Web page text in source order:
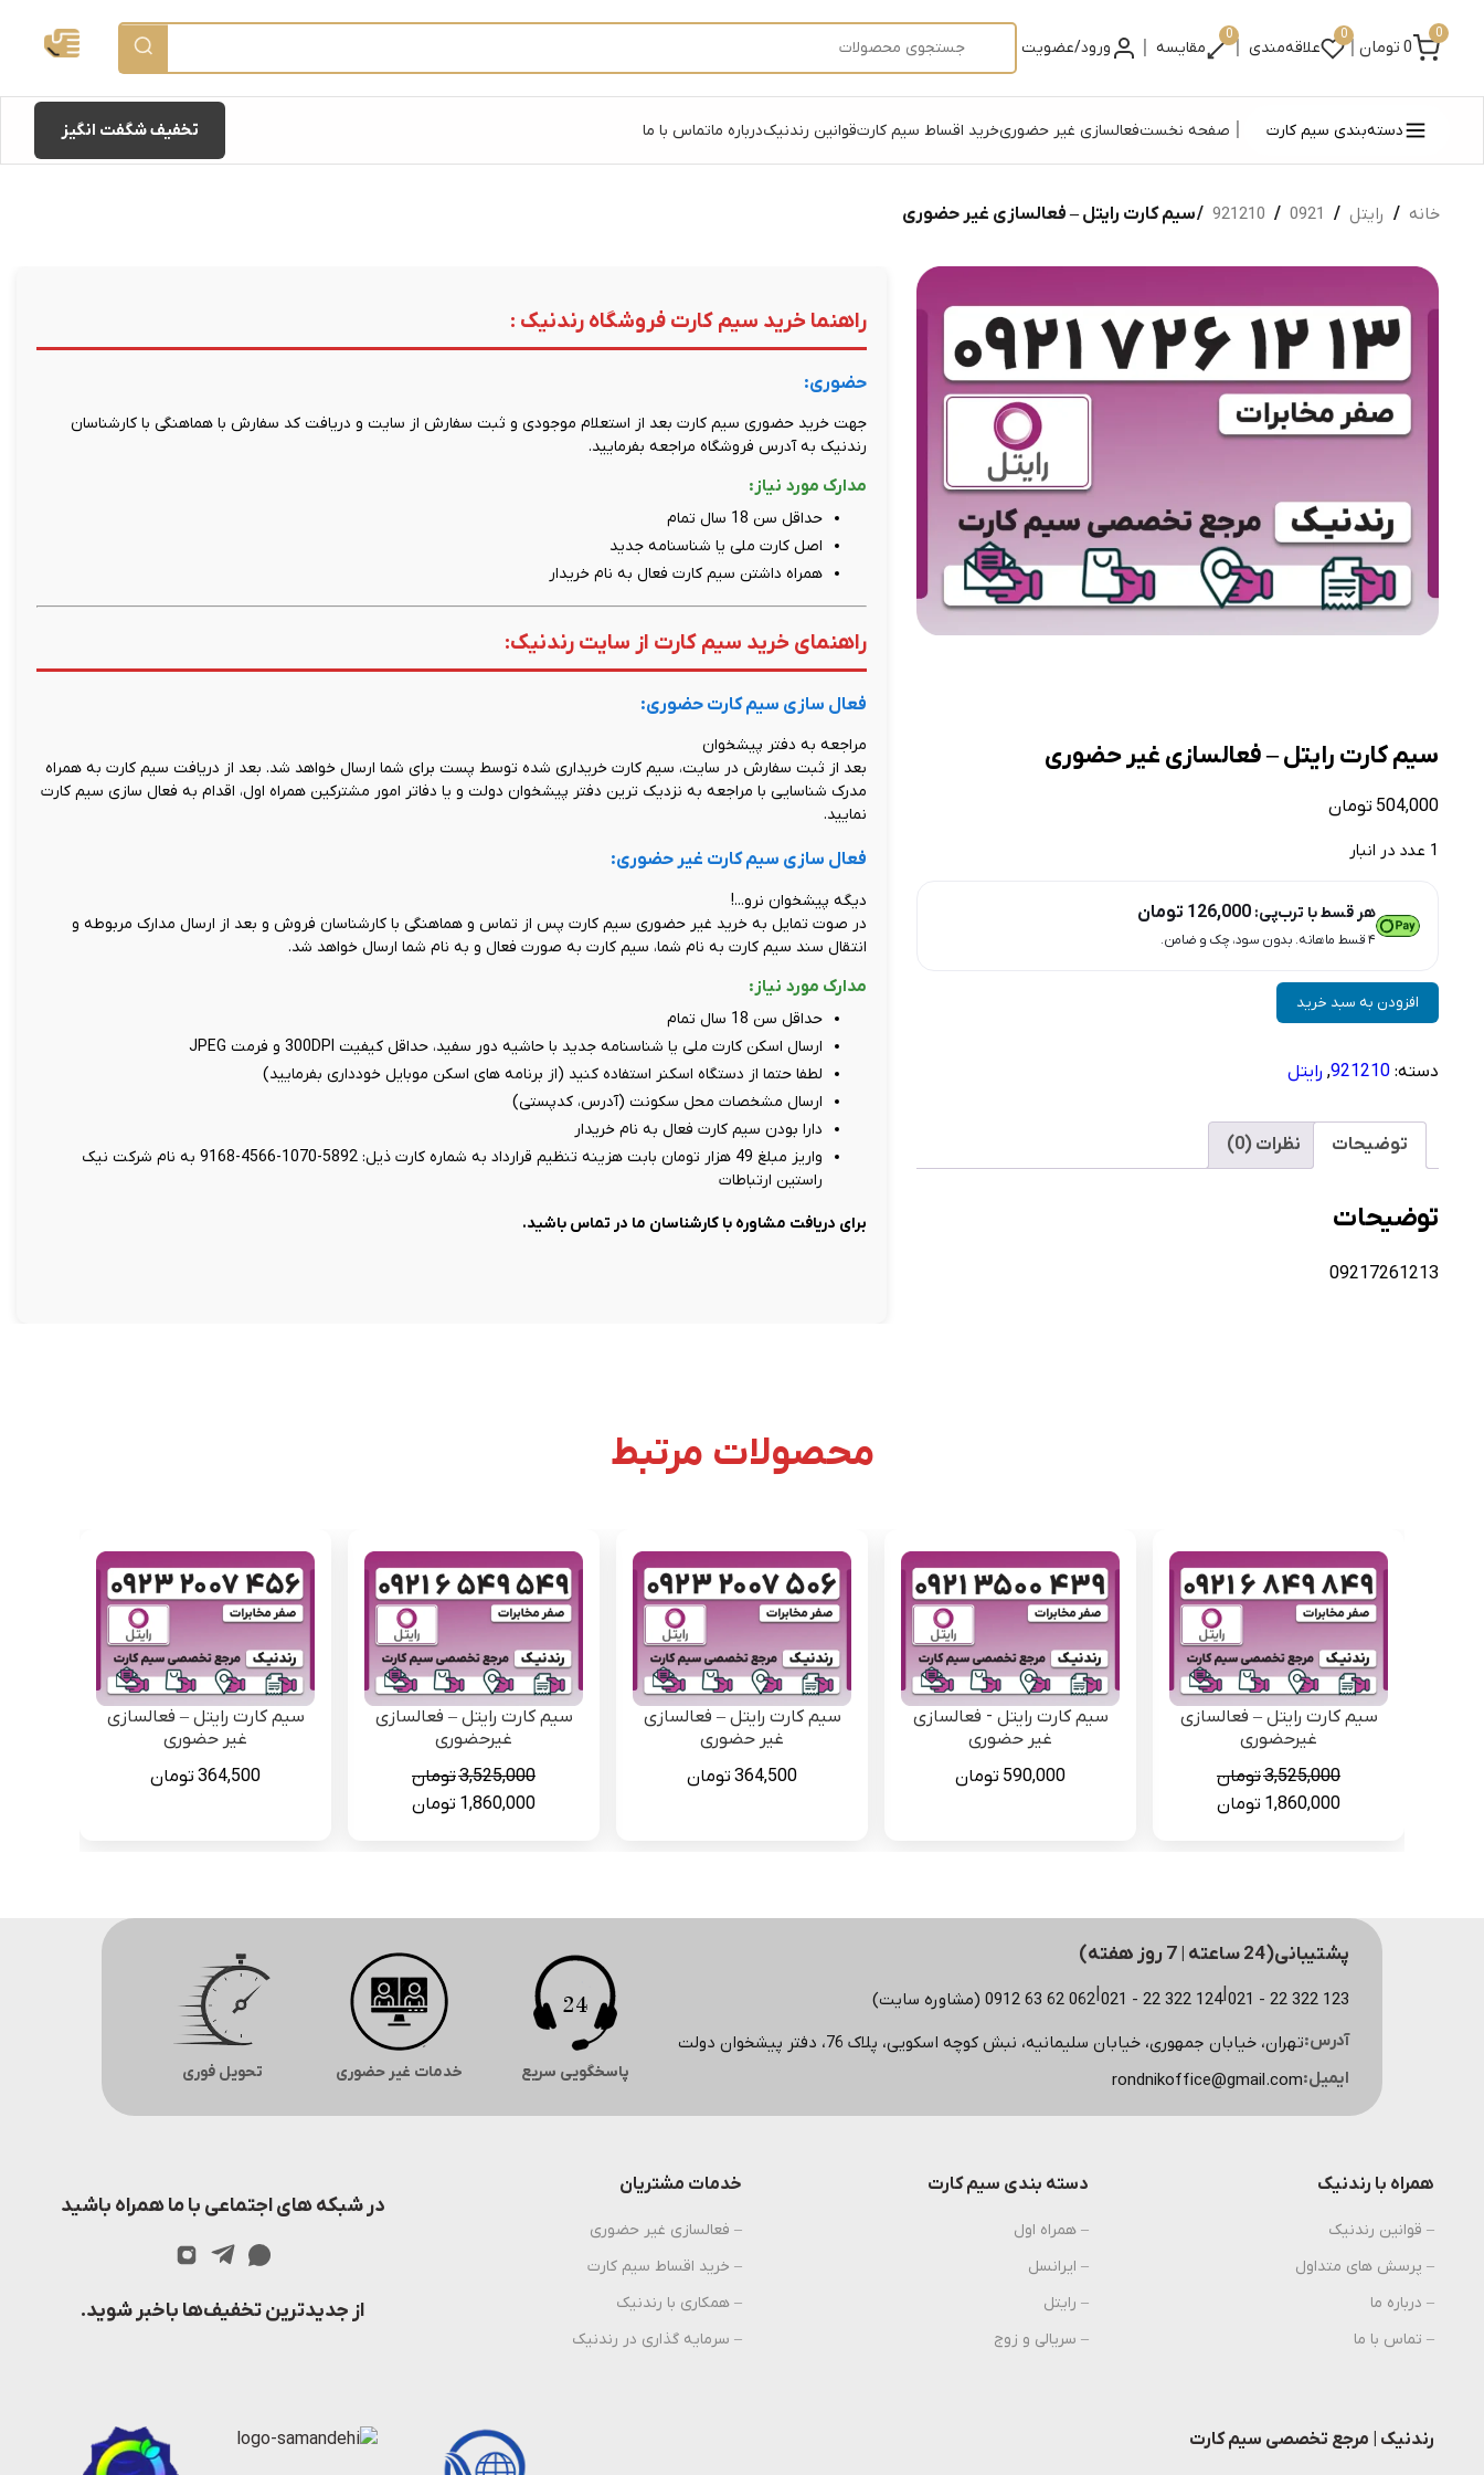
0
0 تومان |
0
علاقه‌مندی |
0
مقایسه | ورود/عضویت
دسته‌بندی سیم کارت صفحه نخستفعالسازی غیر حضوریخرید اقساط سیم کارتقوانین رندنیکدرباره ماتماس با ما تخفیف شگفت انگیز
خانه / رایتل /
0921
/
921210 / سیم کارت رایتل – فعالسازی غیر حضوری
سیم کارت رایتل – فعالسازی غیر حضوری
504,000 تومان
1 عدد در انبار
هر قسط با ترب‌پی:126,000 تومان
۴ قسط ماهانه. بدون سود، چک و ضامن.
سیم
کارت
–
حضوری
افزودن به سبد خرید
دسته:921210
, رایتل
توضیحات نظرات (0)
توضیحات
09217261213
راهنما خرید سیم کارت فروشگاه رندنیک :
حضوری:
جهت خرید حضوری سیم کارت بعد از استعلام موجودی و ثبت سفارش از سایت و دریافت کد سفارش با هماهنگی با کارشناسان
رندنیک به آدرس فروشگاه مراجعه بفرمایید.
مدارک مورد نیاز:
حداقل سن 18 سال تمام
اصل کارت ملی یا شناسنامه جدید
همراه داشتن سیم کارت فعال به نام خریدار
راهنمای خرید سیم کارت از سایت رندنیک:
فعال سازی سیم کارت حضوری:
مراجعه به دفتر پیشخوان
بعد از ثبت سفارش در سایت، سیم کارت خریداری شده توسط پست برای شما ارسال خواهد شد. بعد از دریافت سیم کارت به همراه
مدرک شناسایی با مراجعه به نزدیک ترین دفتر پیشخوان دولت و یا دفاتر امور مشترکین همراه اول، اقدام به فعال سازی سیم کارت
نمایید.
فعال سازی سیم کارت غیر حضوری:
دیگه پیشخوان نرو...!
در صوت تمایل به خرید غیر حضوری سیم کارت پس از تماس و هماهنگی با کارشناسان فروش و بعد از ارسال مدارک مربوطه و
انتقال سند سیم کارت به نام شما، سیم کارت به صورت فعال و به نام شما ارسال خواهد شد.
مدارک مورد نیاز:
حداقل سن 18 سال تمام
ارسال اسکن کارت ملی یا شناسنامه جدید با حاشیه دور سفید، حداقل کیفیت 300DPI و فرمت JPEG
لطفا حتما از دستگاه اسکنر استفاده کنید (از برنامه های اسکن موبایل خودداری بفرمایید)
ارسال مشخصات محل سکونت (آدرس، کدپستی)
دارا بودن سیم کارت فعال به نام خریدار
واریز مبلغ 49 هزار تومان بابت هزینه تنظیم قرارداد به شماره کارت ذیل: 5892-1070-4566-9168 به نام شرکت نیک
راستین ارتباطات
برای دریافت مشاوره با کارشناسان ما در تماس باشید.
محصولات مرتبط
سیم کارت رایتل – فعالسازی
غیرحضوری
3,525,000تومان
قیمت
1,860,000 تومانقیمت
سیم کارت رایتل - فعالسازی
غیر حضوری
590,000 تومان
سیم کارت رایتل – فعالسازی
غیر حضوری
364,500 تومان
سیم کارت رایتل – فعالسازی
غیرحضوری
3,525,000تومان
قیمت
1,860,000 تومانقیمت
سیم کارت رایتل – فعالسازی
غیر حضوری
364,500 تومان
پشتیبانی(24 ساعته | 7 روز هفته)
123 322 22 - 021
124 322 22 - 021
062 62 63 0912 (مشاوره سایت)
آدرس:تهران، خیابان جمهوری، خیابان سلیمانیه، نبش کوچه اسکویی، پلاک 76، دفتر پیشخوان دولت
ایمیل:rondnikoffice@gmail.com پاسخگویی سریع خدمات غیر حضوری تحویل فوری
همراه با رندنیک
– قوانین رندنیک
– پرسش های متداول
– درباره ما
– تماس با ما
دسته بندی سیم کارت
– همراه اول
– ایرانسل
– رایتل
– سریالی و زوج
خدمات مشتریان
– فعالسازی غیر حضوری
– خرید اقساط سیم کارت
– همکاری با رندنیک
– سرمایه گذاری در رندنیک
در شبکه های اجتماعی با ما همراه باشید
از جدیدترین تخفیف‌ها باخبر شوید.
رندنیک | مرجع تخصصی سیم کارت